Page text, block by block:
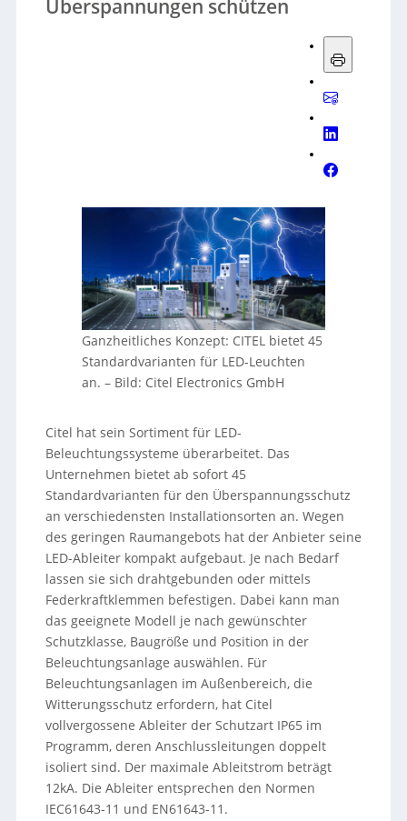
Überspannungen schützen
Ganzheitliches Konzept: CITEL bietet 45
Standardvarianten für LED-Leuchten
an. – Bild: Citel Electronics GmbH
Citel hat sein Sortiment für LED-
Beleuchtungssysteme überarbeitet. Das
Unternehmen bietet ab sofort 45
Standardvarianten für den Überspannungsschutz
an verschiedensten Installationsorten an. Wegen
des geringen Raumangebots hat der Anbieter seine
LED-Ableiter kompakt aufgebaut. Je nach Bedarf
lassen sie sich drahtgebunden oder mittels
Federkraftklemmen befestigen. Dabei kann man
das geeignete Modell je nach gewünschter
Schutzklasse, Baugröße und Position in der
Beleuchtungsanlage auswählen. Für
Beleuchtungsanlagen im Außenbereich, die
Witterungsschutz erfordern, hat Citel
vollvergossene Ableiter der Schutzart IP65 im
Programm, deren Anschlussleitungen doppelt
isoliert sind. Der maximale Ableitstrom beträgt
12kA. Die Ableiter entsprechen den Normen
IEC61643-11 und EN61643-11.